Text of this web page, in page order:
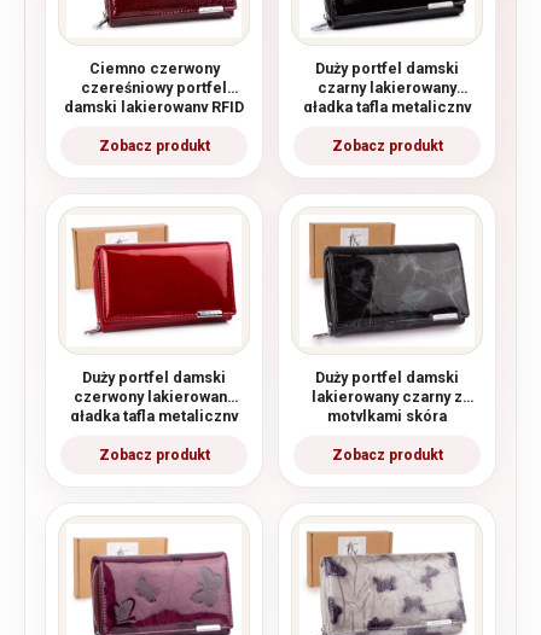
Ciemno czerwony
czereśniowy portfel
damski lakierowany RFID
Duży portfel damski
czarny lakierowany
gładka tafla metaliczny
Duży portfel damski
czerwony lakierowany
gładka tafla metaliczny
Duży portfel damski
lakierowany czarny z
motylkami skóra